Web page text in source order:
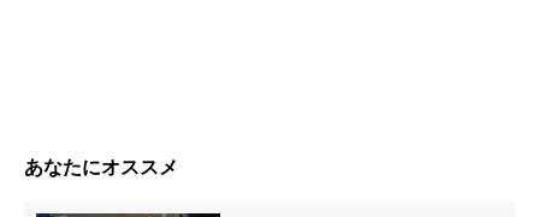
あなたにオススメ